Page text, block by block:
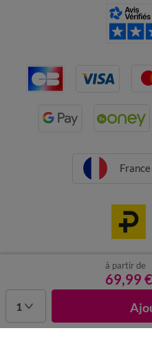
à partir de
69,99 €
1
France
Mentions légales